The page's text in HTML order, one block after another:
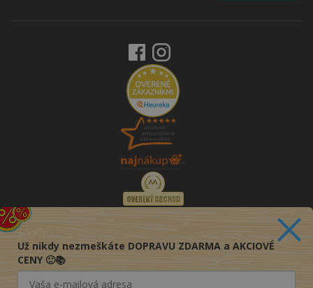
Už nikdy nezmeškáte DOPRAVU ZDARMA a AKCIOVÉ
CENY 🙂📚